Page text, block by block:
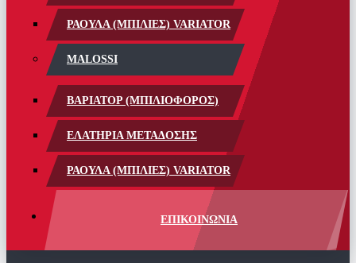
ΡΑΟΥΛΑ (ΜΠΙΛΙΕΣ) VARIATOR
MALOSSI
ΒΑΡΙΑΤΟΡ (ΜΠΙΛΙΟΦΟΡΟΣ)
ΕΛΑΤΗΡΙΑ ΜΕΤΑΔΟΣΗΣ
ΡΑΟΥΛΑ (ΜΠΙΛΙΕΣ) VARIATOR
ΕΠΙΚΟΙΝΩΝΙΑ